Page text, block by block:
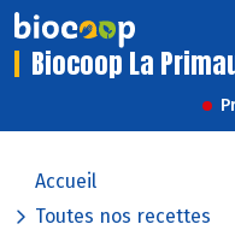
Biocoop La
Accueil
Toutes nos recettes